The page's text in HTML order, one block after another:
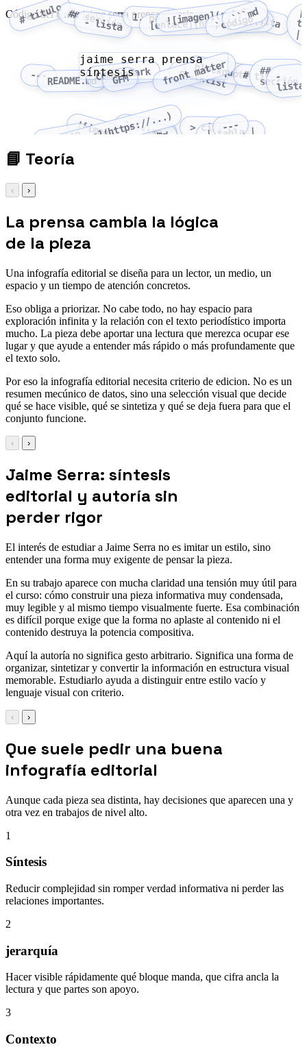
Código del tema: jaime serra prensa síntesis
# título## sección
- lista 1. paso
[enlace](https://...)
![imagen](ruta)
`código`
```md> cita |tabla
|
---README.mdCommonMark
GFM front matter
checklist
blockquote# título
##
sección
-
lista
1. paso
[enlace](https://...)
![imagen](ruta)
`código`
```md > cita| tabla |
---
jaime serra prensa
síntesis
📘 Teoría
‹ ›
La prensa cambia la lógica
de la pieza
Una infografía editorial se diseña para un lector, un medio, un
espacio y un tiempo de atención concretos.
Eso obliga a priorizar. No cabe todo, no hay espacio para
exploración infinita y la relación con el texto periodístico importa
mucho. La pieza debe aportar una lectura que merezca ocupar ese
lugar y que ayude a entender más rápido o más profundamente que
el texto solo.
Por eso la infografía editorial necesita criterio de edicion. No es un
resumen mecúnico de datos, sino una selección visual que decide
qué se hace visible, qué se sintetiza y qué se deja fuera para que el
conjunto funcione.
‹ ›
Jaime Serra: síntesis
editorial y autoría sin
perder rigor
El interés de estudiar a Jaime Serra no es imitar un estilo, sino
entender una forma muy exigente de pensar la pieza.
En su trabajo aparece con mucha claridad una tensión muy útil para
el curso: cómo construir una pieza informativa muy condensada,
muy legible y al mismo tiempo visualmente fuerte. Esa combinación
es difícil porque exige que la forma no aplaste al contenido ni el
contenido destruya la potencia compositiva.
Aquí la autoría no significa gesto arbitrario. Significa una forma de
organizar, sintetizar y convertir la información en estructura visual
memorable. Estudiarlo ayuda a distinguir entre estilo vacío y
lenguaje visual con criterio.
‹ ›
Que suele pedir una buena
infografía editorial
Aunque cada pieza sea distinta, hay decisiones que aparecen una y
otra vez en trabajos de nivel alto.
1
Síntesis
Reducir complejidad sin romper verdad informativa ni perder las
relaciones importantes.
2
jerarquía
Hacer visible rápidamente qué bloque manda, que cifra ancla la
lectura y que partes son apoyo.
3
Contexto